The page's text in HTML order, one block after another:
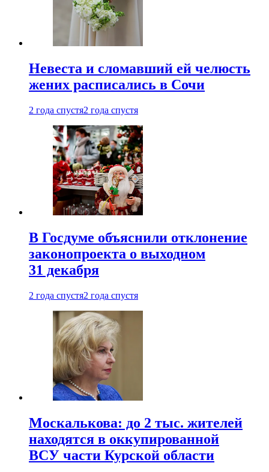
Невеста и сломавший ей челюсть
жених расписались в Сочи
2 года спустя2 года спустя
В Госдуме объяснили отклонение
законопроекта о выходном
31 декабря
2 года спустя2 года спустя
Москалькова: до 2 тыс. жителей
находятся в оккупированной
ВСУ части Курской области